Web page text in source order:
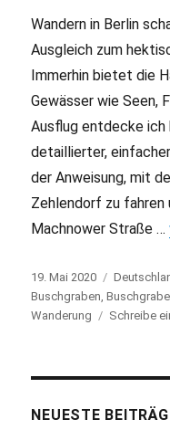
Wandern in Berlin
Ausgleich zum
Immerhin bietet die
Gewässer wie Seen,
Ausflug entdecke
detaillierter,
der Anweisung, mit
Zehlendorf zu
Machnower Straße …
Veröffentlicht
am
19. Mai 2020
Buschgraben ,
Wanderung
Schreibe
NEUESTE